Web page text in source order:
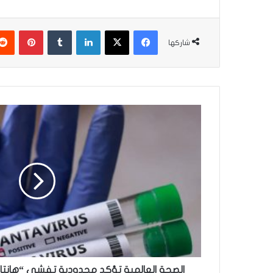
شاركها
فيسبوك
‫X لينكدإن
وتوصي
عاجلة
للوقاية